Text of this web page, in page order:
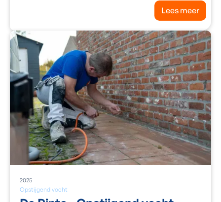
Lees meer
Opstijgend vocht
2025